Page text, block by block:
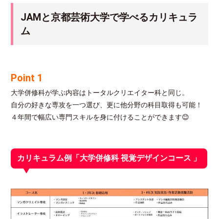
JAMと京都芸術大学で学べるカリキュラ
ム
Point 1
大学併修科が学ぶ内容はトータルクリエイター科と同じ。
自分の好きな専攻を一つ選び、更に他分野の科目取得も可能！
４年間で幅広い専門スキルを身に付けることができます😊
カリキュラム例「大学併修科 視覚デザインコース 」